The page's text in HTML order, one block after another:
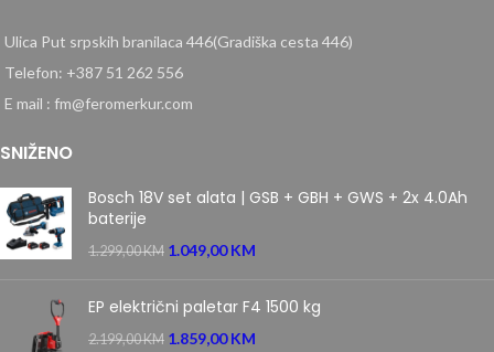
Ulica Put srpskih branilaca 446(Gradiška cesta 446)
Telefon: +387 51 262 556
E mail : fm@feromerkur.com
SNIŽENO
Bosch 18V set alata | GSB + GBH + GWS + 2x 4.0Ah
baterije
1.299,00KM 1.049,00KM
EP električni paletar F4 1500 kg
2.199,00KM 1.859,00KM